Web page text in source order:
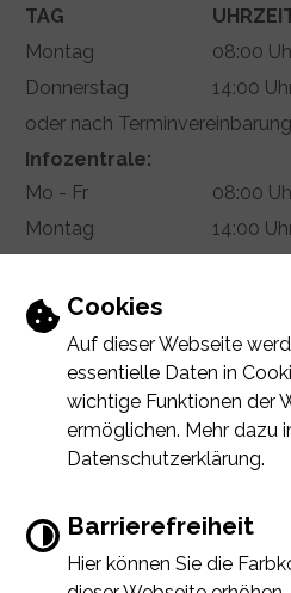
Einstellungen zu
Cookies
Auf dieser Webseite
essentielle Daten in
wichtige Funktionen der
ermöglichen. Mehr dazu
Datenschutzerklärung.
Barrierefreiheit
Hier können Sie die
TAG
Montag
08:00
Donnerstag
14:00
oder nach Terminvereinbarung
Infozentrale:
Mo - Fr
08:00
Montag
14:00
Termin vereinbaren
INHALTIMPRESSUM
ERKLÄRUNG ZUR
Immer auf dem Error